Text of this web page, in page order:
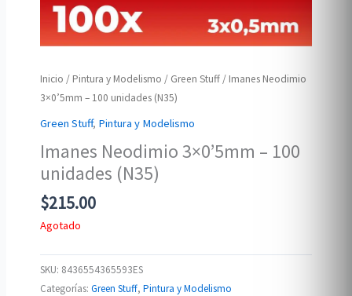
Inicio / Pintura y Modelismo / Green Stuff / Imanes Neodimio
3×0’5mm – 100 unidades (N35)
Green Stuff, Pintura y Modelismo
Imanes Neodimio 3×0’5mm – 100
unidades (N35)
$215.00
Agotado
SKU: 8436554365593ES
Categorías:Green Stuff,Pintura y Modelismo